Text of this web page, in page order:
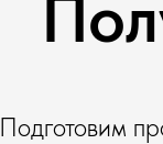
Подготовим